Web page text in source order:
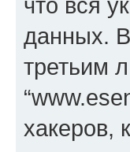
данных.
третьим
хакеров,